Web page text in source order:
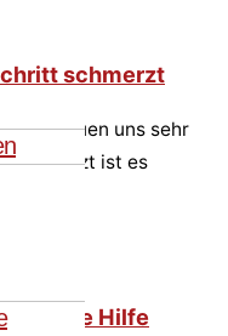
schmerzt
Wir freuen uns sehr
denn jetzt ist es
und ihre Hilfe